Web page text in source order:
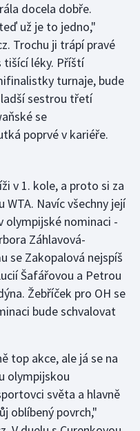
docela dobře.
už je to jedno,"
Trochu ji trápí pravé
tišící léky. Příští
turnaje, bude
sestrou třetí
se
poprvé v kariéře.
v 1. kole, a proto si za
Navíc všechny její
olympijské nominaci -
Záhlavová-
se Zakopalová nejspíš
Šafářovou a Petrou
Žebříček pro OH se
bude schvalovat
top akce, ale já se na
olympijskou
světa a hlavně
oblíbený povrch,"